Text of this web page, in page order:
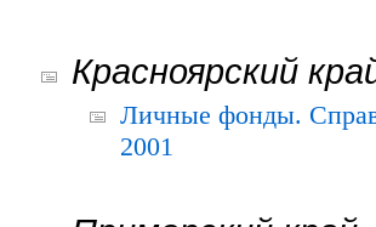
Красноярский
Личные фонды.
2001